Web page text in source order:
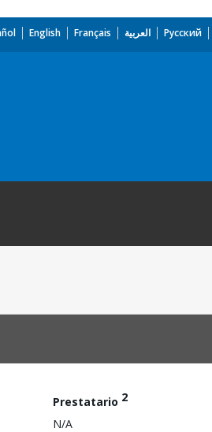
English Français العربية Русский
Prestatario 2
N/A